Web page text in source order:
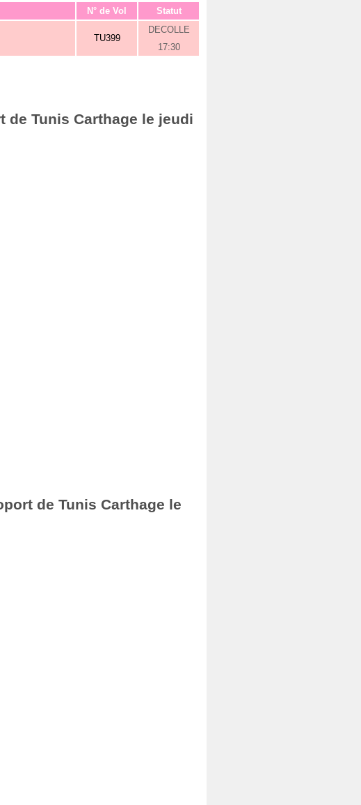
N° de Vol Statut
TU399
DECOLLE
17:30
Tunis Carthage le jeudi
de Tunis Carthage le